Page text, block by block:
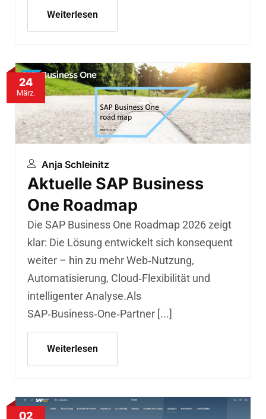
Weiterlesen
24
März.
Anja Schleinitz
Aktuelle SAP Business
One Roadmap
Die SAP Business One Roadmap 2026 zeigt
klar: Die Lösung entwickelt sich konsequent
weiter – hin zu mehr Web‑Nutzung,
Automatisierung, Cloud‑Flexibilität und
intelligenter Analyse.Als
SAP‑Business‑One‑Partner [...]
Weiterlesen
02